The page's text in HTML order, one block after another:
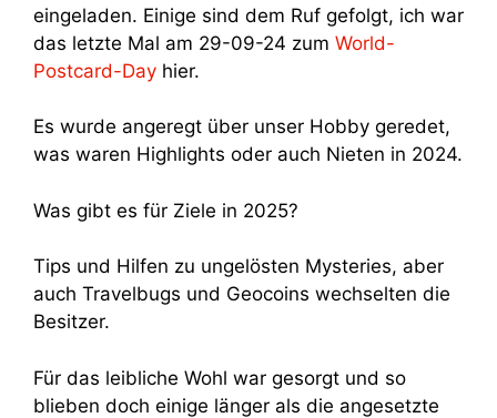
eingeladen. Einige sind dem Ruf gefolgt, ich war
das letzte Mal am 29-09-24 zum World-
Postcard-Day hier.
Es wurde angeregt über unser Hobby geredet,
was waren Highlights oder auch Nieten in 2024.
Was gibt es für Ziele in 2025?
Tips und Hilfen zu ungelösten Mysteries, aber
auch Travelbugs und Geocoins wechselten die
Besitzer.
Für das leibliche Wohl war gesorgt und so
blieben doch einige länger als die angesetzte